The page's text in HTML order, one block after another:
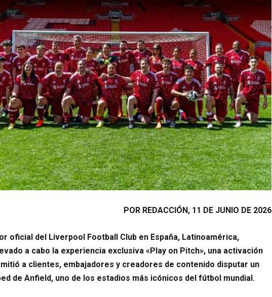
POR REDACCIÓN, 11 DE JUNIO DE 2026
oficial del Liverpool Football Club en España, Latinoamérica,
a cabo la experiencia exclusiva «Play on Pitch», una activación
a clientes, embajadores y creadores de contenido disputar un
de Anfield, uno de los estadios más icónicos del fútbol mundial.